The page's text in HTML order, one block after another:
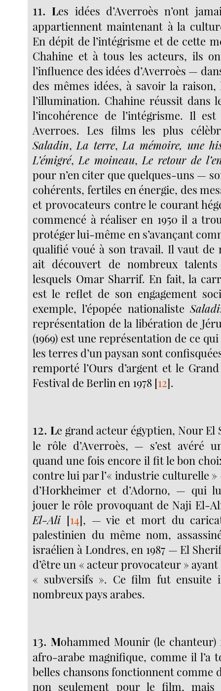
11. Les idées d’Averroès n’ont
appartiennent maintenant à la
En dépit de l’intégrisme et de cette
Chahine et à tous les acteurs, ils
l’influence des idées d’Averroès —
des mêmes idées, à savoir la raison,
l’illumination. Chahine réussit dans
l’incohérence de l’intégrisme. Il
Averroes. Les films les plus
Saladin, La terre, La mémoire, une
L’émigré, Le moineau, Le retour de
pour n’en citer que quelques-uns —
cohérents, fertiles en énergie, des
et provocateurs contre le courant
commencé à réaliser en 1950 il a
protéger lui-même en s’avançant
qualifié voué à son travail. Il vaut de
ait découvert de nombreux talents
lesquels Omar Sharrif. En fait, la
est le reflet de son engagement
exemple, l’épopée nationaliste
représentation de la libération de
(1969) est une représentation de ce
les terres d’un paysan sont
remporté l’Ours d’argent et le
Festival de Berlin en 1978 [12].
12. Le grand acteur égyptien, Nour
le rôle d’Averroès, — s’est avéré
quand une fois encore il fit le bon
contre lui par l’« industrie culturelle
d’Horkheimer et d’Adorno, — qui
jouer le rôle provoquant de Naji El-
El-Ali [14], — vie et mort du
palestinien du même nom,
israélien à Londres, en 1987 — El
d’être un « acteur provocateur »
« subversifs ». Ce film fut ensuite
nombreux pays arabes.
13. Mohammed Mounir (le
afro-arabe magnifique, comme il l’a
belles chansons fonctionnent comme
non seulement pour le film, mais